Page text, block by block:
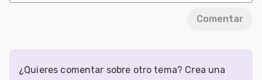
Comentar
¿Quieres comentar sobre otro tema? Crea una